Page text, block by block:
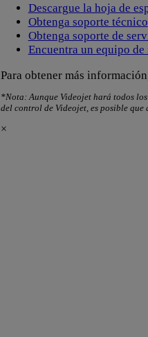
Descargue la hoja de
Obtenga soporte técnico
Obtenga soporte de
Encuentra un equipo de
Para obtener más
*Nota: Aunque Videojet hará todos
del control de Videojet, es posible que
×